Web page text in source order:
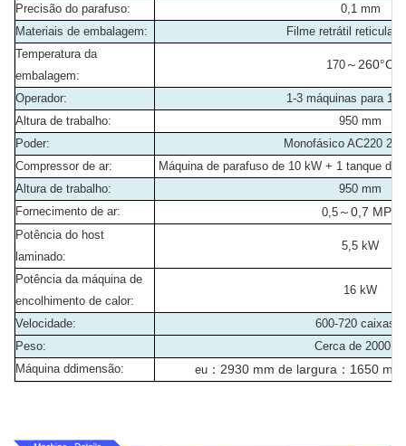
Precisão do parafuso:
0,1 mm
Materiais de embalagem:
Filme retrátil
Temperatura da
embalagem:
170 ～ 260°C
Operador:
1-3 máquinas para 1
Altura de trabalho:
950 mm
Poder:
Monofásico AC220
Compressor de ar:
Máquina de parafuso de 10 kW + 1 tanque de
Altura de trabalho:
950 mm
Fornecimento de ar:
0,5 ～0,7 MPa
Potência do host
laminado:
5,5 kW
Potência da máquina de
encolhimento de calor:
16 kW
Velocidade:
600-720 caixas/h
Peso:
Cerca de 2000 kg
Máquina ddimensão: eu ： 2930 mm de largura ： 1650